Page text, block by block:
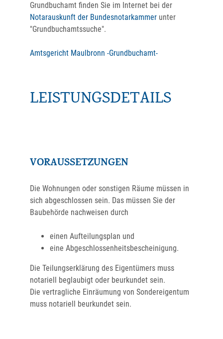
Grundbuchamt finden Sie im Internet bei der
Notarauskunft der Bundesnotarkammer unter
"Grundbuchamtssuche".
Amtsgericht Maulbronn -Grundbuchamt-
LEISTUNGSDETAILS
VORAUSSETZUNGEN
Die Wohnungen oder sonstigen Räume müssen in
sich abgeschlossen sein. Das müssen Sie der
Baubehörde nachweisen durch
einen Aufteilungsplan und
eine Abgeschlossenheitsbescheinigung.
Die Teilungserklärung des Eigentümers muss
notariell beglaubigt oder beurkundet sein.
Die vertragliche Einräumung von Sondereigentum
muss notariell beurkundet sein.